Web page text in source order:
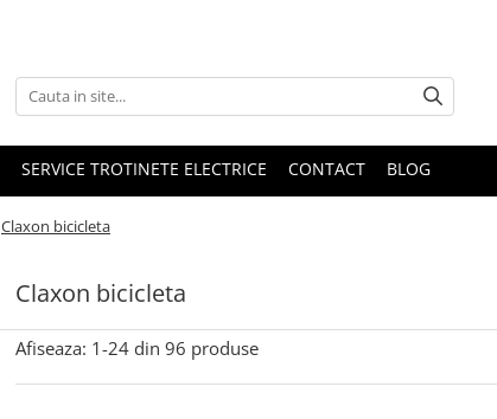
SERVICE TROTINETE ELECTRICE CONTACT BLOG
Claxon bicicleta
Claxon bicicleta
Afiseaza: 1-24 din 96 produse